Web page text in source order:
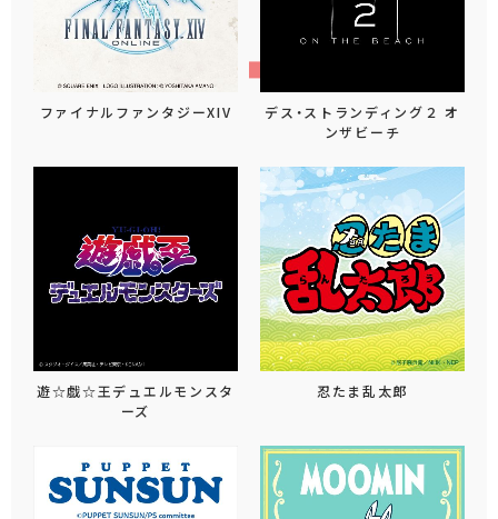
ファイナルファンタジーXIV
デス・ストランディング２ オ
ンザビーチ
遊☆戯☆王デュエルモンスタ
ーズ
忍たま乱太郎